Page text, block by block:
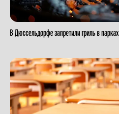
В Дюссельдорфе запретили гриль в парках